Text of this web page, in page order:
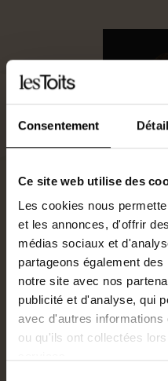
Consentement
Ce site web utilise des
Les cookies nous
et les annonces, d'offrir
médias sociaux et
partageons également
notre site avec nos
publicité et d'analyse, qui
avec d'autres
ou qu'ils ont collectées